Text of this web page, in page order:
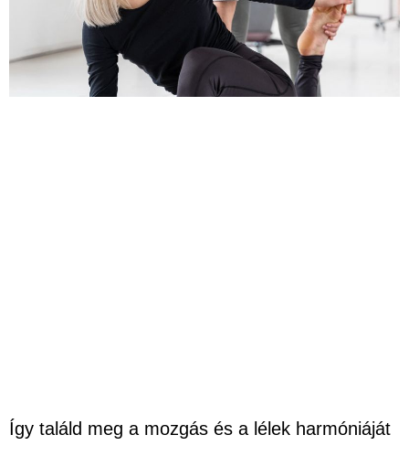
Így találd meg a mozgás és a lélek harmóniáját